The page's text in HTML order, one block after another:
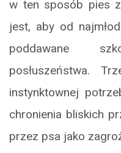
w ten sposób pies
jest, aby od
poddawane
posłuszeństwa.
instynktownej
chronienia bliskich
przez psa jako